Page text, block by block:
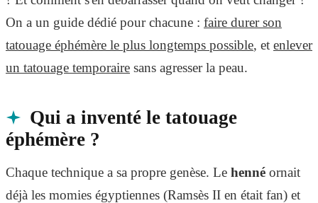
On a un guide dédié pour chacune : faire durer son
tatouage éphémère le plus longtemps possible, et enlever
un tatouage temporaire sans agresser la peau.
Qui a inventé le tatouage
éphémère ?
Chaque technique a sa propre genèse. Le henné ornait
déjà les momies égyptiennes (Ramsès II en était fan) et